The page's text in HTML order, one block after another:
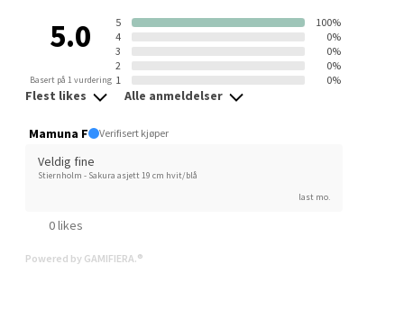
5.0
Basert på 1 vurdering
5
100%
4
0%
3
0%
2
0%
1
0%
Flest likes Alle anmeldelser
Mamuna F Verifisert kjøper
Veldig fine
Stiernholm - Sakura asjett 19 cm hvit/blå
last mo.
0 likes
Powered by GAMIFIERA.®
Velg
Sartorvegen 12, 5353 Straume
Åpent i dag 10-21